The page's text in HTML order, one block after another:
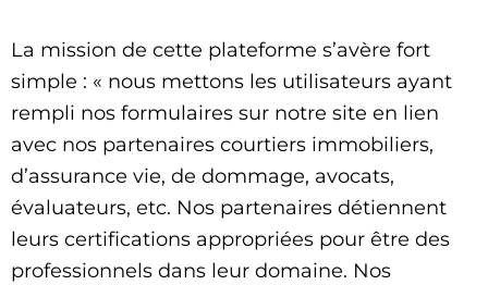
La mission de cette plateforme s’avère fort
simple : « nous mettons les utilisateurs ayant
rempli nos formulaires sur notre site en lien
avec nos partenaires courtiers immobiliers,
d’assurance vie, de dommage, avocats,
évaluateurs, etc. Nos partenaires détiennent
leurs certifications appropriées pour être des
professionnels dans leur domaine. Nos